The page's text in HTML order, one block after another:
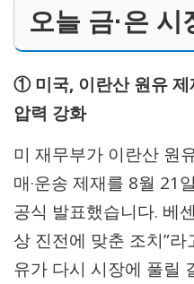
오늘 금·은
① 미국, 이란산 원유
압력 강화
미 재무부가 이란산 원
매·운송 제재를 8월 21
공식 발표했습니다. 베
상 진전에 맞춘 조치”
유가 다시 시장에 풀릴